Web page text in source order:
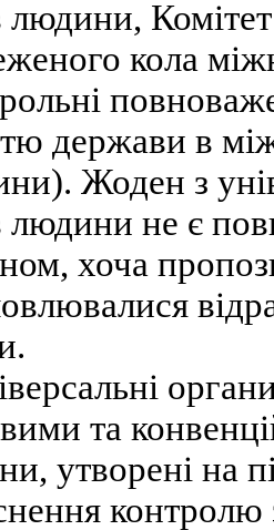
людини,
кола
держави в
Жоден з
людини не є
хоча
та
утворені на